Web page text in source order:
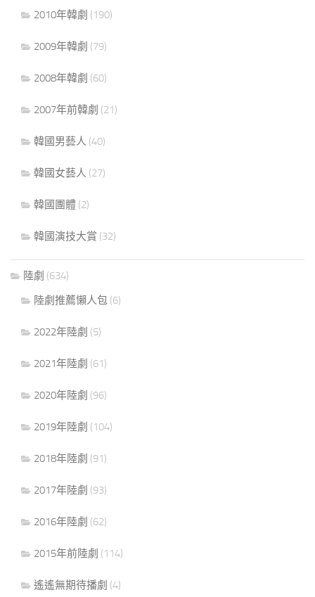
2010年韓劇 (190)
2009年韓劇 (79)
2008年韓劇 (60)
2007年前韓劇 (21)
韓國男藝人 (40)
韓國女藝人 (27)
韓國團體 (2)
韓國演技大賞 (32)
陸劇 (634)
陸劇推薦懶人包 (6)
2022年陸劇 (5)
2021年陸劇 (61)
2020年陸劇 (96)
2019年陸劇 (104)
2018年陸劇 (91)
2017年陸劇 (93)
2016年陸劇 (62)
2015年前陸劇 (114)
遙遙無期待播劇 (4)